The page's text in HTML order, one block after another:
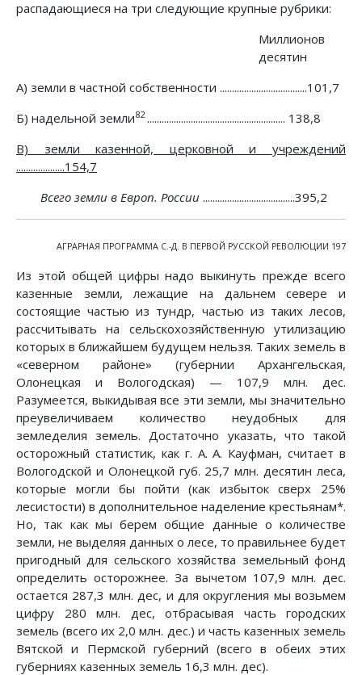
распадающиеся на три следующие крупные рубрики:
Миллионов
десятин
A) земли в частной собственности ....................................101,7
Б) надельной земли82 ......................................................... 138,8
B) земли казенной, церковной и учреждений
....................154,7
Всего земли в Европ. России ......................................395,2
АГРАРНАЯ ПРОГРАММА С.-Д. В ПЕРВОЙ РУССКОЙ РЕВОЛЮЦИИ 197
Из этой общей цифры надо выкинуть прежде всего
казенные земли, лежащие на дальнем севере и
состоящие частью из тундр, частью из таких лесов,
рассчитывать на сельскохозяйственную утилизацию
которых в ближайшем будущем нельзя. Таких земель в
«северном районе» (губернии Архангельская,
Олонецкая и Вологодская) — 107,9 млн. дес.
Разумеется, выкидывая все эти земли, мы значительно
преувеличиваем количество неудобных для
земледелия земель. Достаточно указать, что такой
осторожный статистик, как г. А. А. Кауфман, считает в
Вологодской и Олонецкой губ. 25,7 млн. десятин леса,
которые могли бы пойти (как избыток сверх 25%
лесистости) в дополнительное наделение крестьянам*.
Но, так как мы берем общие данные о количестве
земли, не выделяя данных о лесе, то правильнее будет
пригодный для сельского хозяйства земельный фонд
определить осторожнее. За вычетом 107,9 млн. дес.
остается 287,3 млн. дес, и для округления мы возьмем
цифру 280 млн. дес, отбрасывая часть городских
земель (всего их 2,0 млн. дес.) и часть казенных земель
Вятской и Пермской губерний (всего в обеих этих
губерниях казенных земель 16,3 млн. дес).